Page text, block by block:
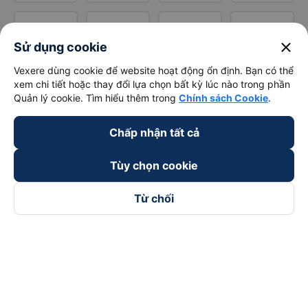
Sử dụng cookie close
Vexere dùng cookie để website hoạt động ổn định. Bạn có thể
xem chi tiết hoặc thay đổi lựa chọn bất kỳ lúc nào trong phần
Quản lý cookie. Tìm hiểu thêm trong Chính sách Cookie.
Chấp nhận tất cả
Tùy chọn cookie
Từ chối